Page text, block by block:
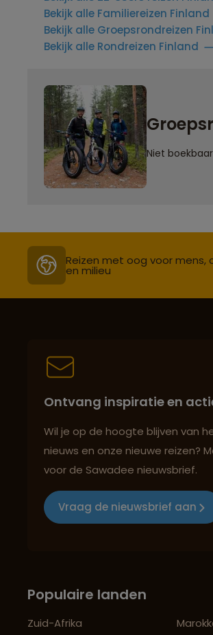
Bekijk alle Familiereizen Finland
Bekijk alle Groepsrondreizen
Bekijk alle Rondreizen Finland
Niet boekbaar
Reizen met oog voor mens,
en milieu
Ontvang inspiratie en
Wil je op de hoogte blijven van
nieuws en onze nieuwe reizen?
voor de Sawadee nieuwsbrief.
Vraag de nieuwsbrief aan
Populaire landen
Zuid-Afrika